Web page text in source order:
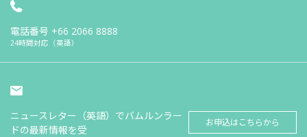
電話番号 +66 2066 8888
24時間対応（英語）
ニュースレター（英語）でバムルンラー
ドの最新情報を受
お申込はこちらから